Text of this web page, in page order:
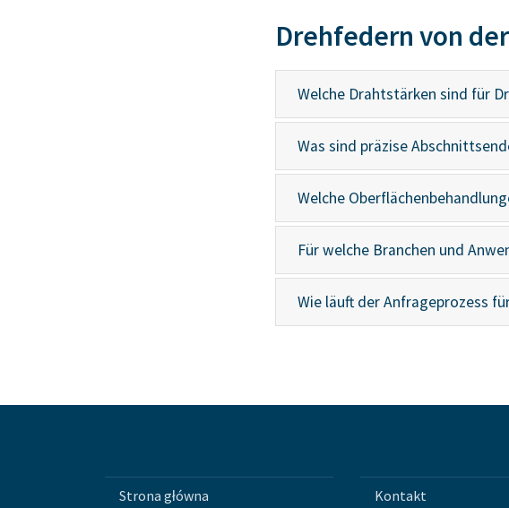
Drehfedern von
Welche Drahtstärken sind für
Was sind präzise
Welche
Für welche Branchen und
Wie läuft der Anfrageprozess
Strona główna Kontakt